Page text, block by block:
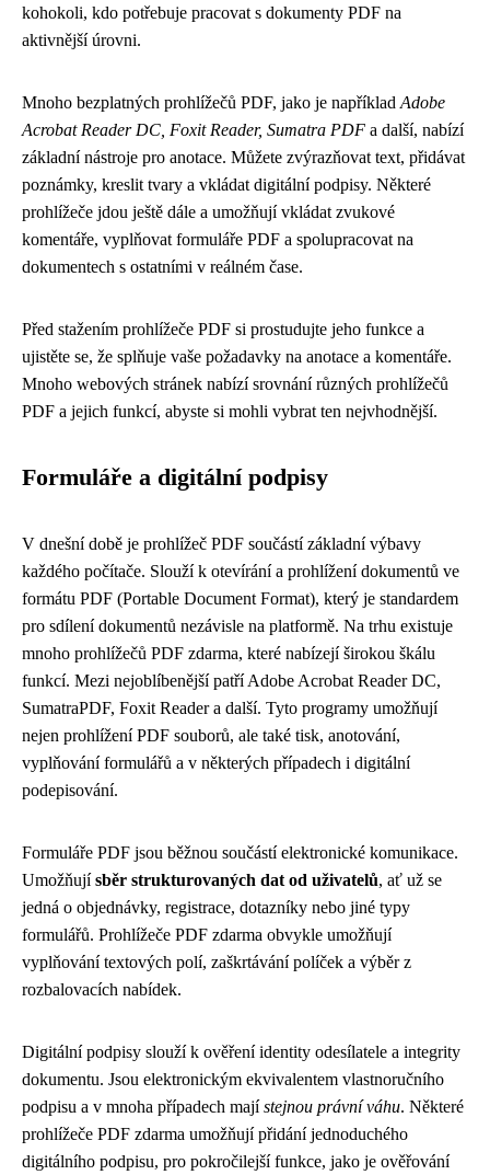
kohokoli, kdo potřebuje pracovat s dokumenty PDF na
aktivnější úrovni.
Mnoho bezplatných prohlížečů PDF, jako je například Adobe
Acrobat Reader DC, Foxit Reader, Sumatra PDF a další, nabízí
základní nástroje pro anotace. Můžete zvýrazňovat text, přidávat
poznámky, kreslit tvary a vkládat digitální podpisy. Některé
prohlížeče jdou ještě dále a umožňují vkládat zvukové
komentáře, vyplňovat formuláře PDF a spolupracovat na
dokumentech s ostatními v reálném čase.
Před stažením prohlížeče PDF si prostudujte jeho funkce a
ujistěte se, že splňuje vaše požadavky na anotace a komentáře.
Mnoho webových stránek nabízí srovnání různých prohlížečů
PDF a jejich funkcí, abyste si mohli vybrat ten nejvhodnější.
Formuláře a digitální podpisy
V dnešní době je prohlížeč PDF součástí základní výbavy
každého počítače. Slouží k otevírání a prohlížení dokumentů ve
formátu PDF (Portable Document Format), který je standardem
pro sdílení dokumentů nezávisle na platformě. Na trhu existuje
mnoho prohlížečů PDF zdarma, které nabízejí širokou škálu
funkcí. Mezi nejoblíbenější patří Adobe Acrobat Reader DC,
SumatraPDF, Foxit Reader a další. Tyto programy umožňují
nejen prohlížení PDF souborů, ale také tisk, anotování,
vyplňování formulářů a v některých případech i digitální
podepisování.
Formuláře PDF jsou běžnou součástí elektronické komunikace.
Umožňujísběr strukturovaných dat od uživatelů, ať už se
jedná o objednávky, registrace, dotazníky nebo jiné typy
formulářů. Prohlížeče PDF zdarma obvykle umožňují
vyplňování textových polí, zaškrtávání políček a výběr z
rozbalovacích nabídek.
Digitální podpisy slouží k ověření identity odesílatele a integrity
dokumentu. Jsou elektronickým ekvivalentem vlastnoručního
podpisu a v mnoha případech majístejnou právní váhu. Některé
prohlížeče PDF zdarma umožňují přidání jednoduchého
digitálního podpisu, pro pokročilejší funkce, jako je ověřování